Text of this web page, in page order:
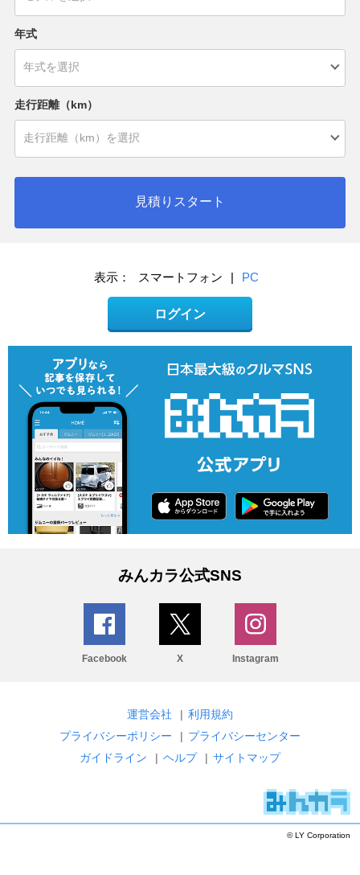
年式
走行距離（km）
見積りスタート
表示： スマートフォン | PC
ログイン
みんカラ公式SNS
Facebook X Instagram
運営会社 | 利用規約
プライバシーポリシー
| プライバシーセンター
ガイドライン
| ヘルプ | サイトマップ
© LY Corporation